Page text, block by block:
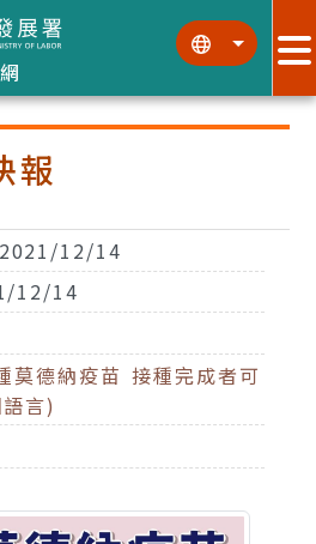
::: :::
報
12/14
12/14
莫德納疫苗 接種完成者可
言)